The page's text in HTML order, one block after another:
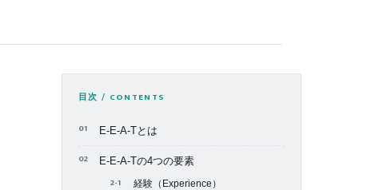
目次 / CONTENTS
E-E-A-Tとは
E-E-A-Tの4つの要素
経験（Experience）